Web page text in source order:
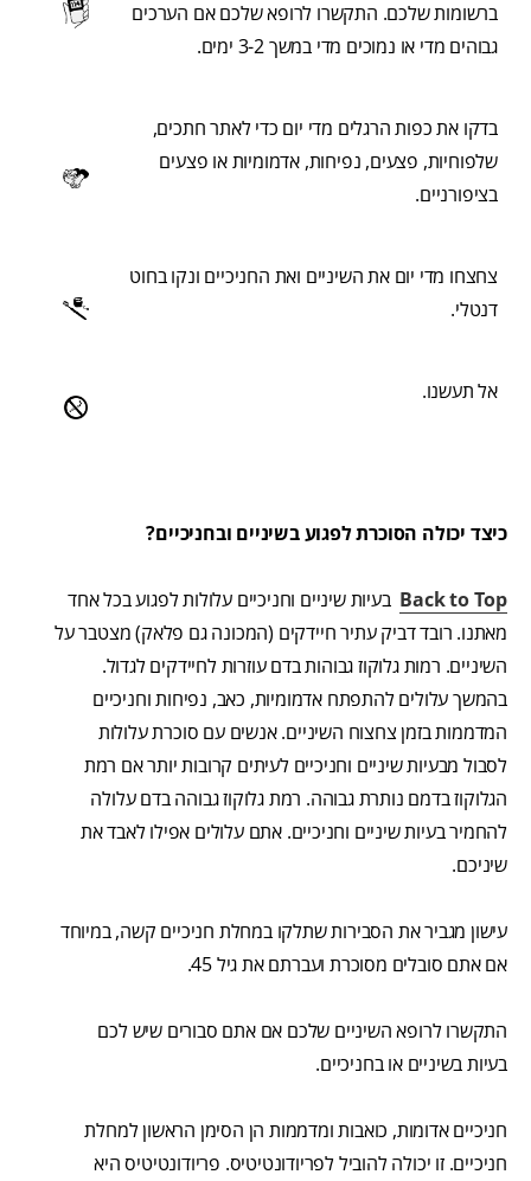
ברשומות שלכם. התקשרו לרופא שלכם אם הערכים
גבוהים מדי או נמוכים מדי במשך 3-2 ימים.
בדקו את כפות הרגלים מדי יום כדי לאתר חתכים,
שלפוחיות, פצעים, נפיחות, אדמומיות או פצעים
בציפורניים.
צחצחו מדי יום את השיניים ואת החניכיים ונקו בחוט
דנטלי.
אל תעשנו.
כיצד יכולה הסוכרת לפגוע בשיניים ובחניכיים?
Back to Top בעיות שיניים וחניכיים עלולות לפגוע בכל אחד
מאתנו. רובד דביק עתיר חיידקים (המכונה גם פלאק) מצטבר על
השיניים. רמות גלוקוז גבוהות בדם עוזרות לחיידקים לגדול.
בהמשך עלולים להתפתח אדמומיות, כאב, נפיחות וחניכיים
המדממות בזמן צחצוח השיניים. אנשים עם סוכרת עלולות
לסבול מבעיות שיניים וחניכיים לעיתים קרובות יותר אם רמת
הגלוקוז בדמם נותרת גבוהה. רמת גלוקוז גבוהה בדם עלולה
להחמיר בעיות שיניים וחניכיים. אתם עלולים אפילו לאבד את
שיניכם.
עישון מגביר את הסבירות שתלקו במחלת חניכיים קשה, במיוחד
אם אתם סובלים מסוכרת ועברתם את גיל 45.
התקשרו לרופא השיניים שלכם אם אתם סבורים שיש לכם
בעיות בשיניים או בחניכיים.
חניכיים אדומות, כואבות ומדממות הן הסימן הראשון למחלת
חניכיים. זו יכולה להוביל לפריודונטיטיס. פריודונטיטיס היא